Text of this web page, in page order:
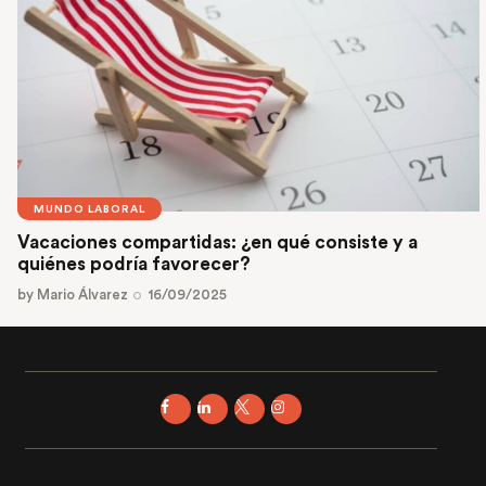
MUNDO LABORAL
Vacaciones compartidas: ¿en qué consiste y a
quiénes podría favorecer?
by Mario Álvarez 16/09/2025